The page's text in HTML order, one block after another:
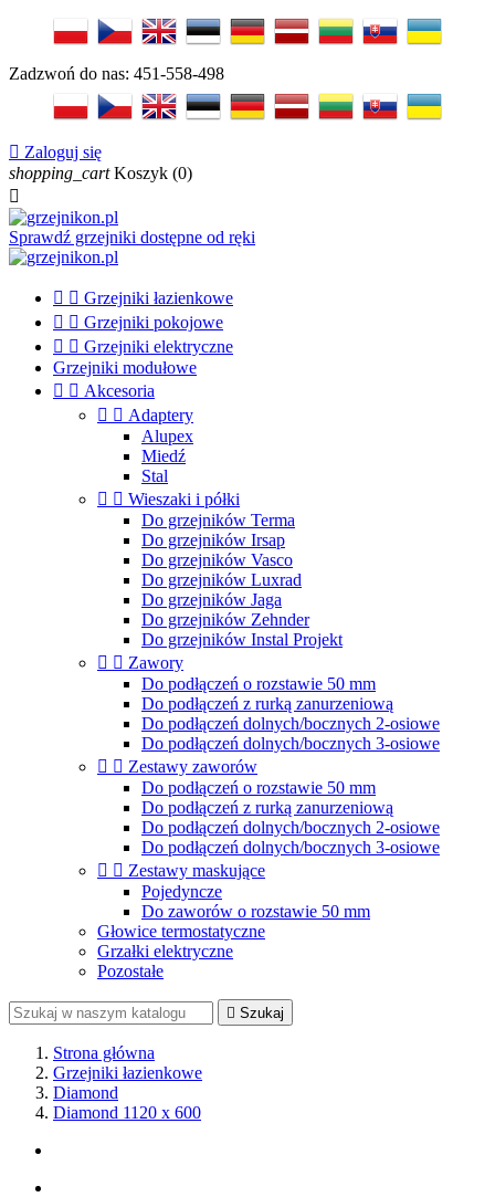
Zadzwoń do nas: 451-558-498
 Zaloguj się
shopping_cart Koszyk (0)

Sprawdź grzejniki dostępne od ręki
  Grzejniki łazienkowe
  Grzejniki pokojowe
  Grzejniki elektryczne
Grzejniki modułowe
  Akcesoria
  Adaptery
Alupex
Miedź
Stal
  Wieszaki i półki
Do grzejników Terma
Do grzejników Irsap
Do grzejników Vasco
Do grzejników Luxrad
Do grzejników Jaga
Do grzejników Zehnder
Do grzejników Instal Projekt
  Zawory
Do podłączeń o rozstawie 50 mm
Do podłączeń z rurką zanurzeniową
Do podłączeń dolnych/bocznych 2-osiowe
Do podłączeń dolnych/bocznych 3-osiowe
  Zestawy zaworów
Do podłączeń o rozstawie 50 mm
Do podłączeń z rurką zanurzeniową
Do podłączeń dolnych/bocznych 2-osiowe
Do podłączeń dolnych/bocznych 3-osiowe
  Zestawy maskujące
Pojedyncze
Do zaworów o rozstawie 50 mm
Głowice termostatyczne
Grzałki elektryczne
Pozostałe
 Szukaj
Strona główna
Grzejniki łazienkowe
Diamond
Diamond 1120 x 600